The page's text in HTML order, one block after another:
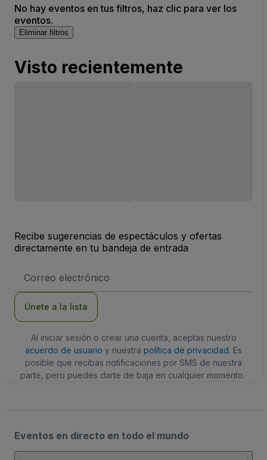
No hay eventos en tus filtros, haz clic para ver los
eventos.
Eliminar filtros
Visto recientemente
Recibe sugerencias de espectáculos y ofertas
directamente en tu bandeja de entrada
de
Únete a la lista
Al iniciar sesión o crear una cuenta, aceptas nuestro
acuerdo de usuario y nuestra política de privacidad. Es
posible que recibas notificaciones por SMS de nuestra
parte, pero puedes darte de baja en cualquier momento.
Eventos en directo en todo el mundo